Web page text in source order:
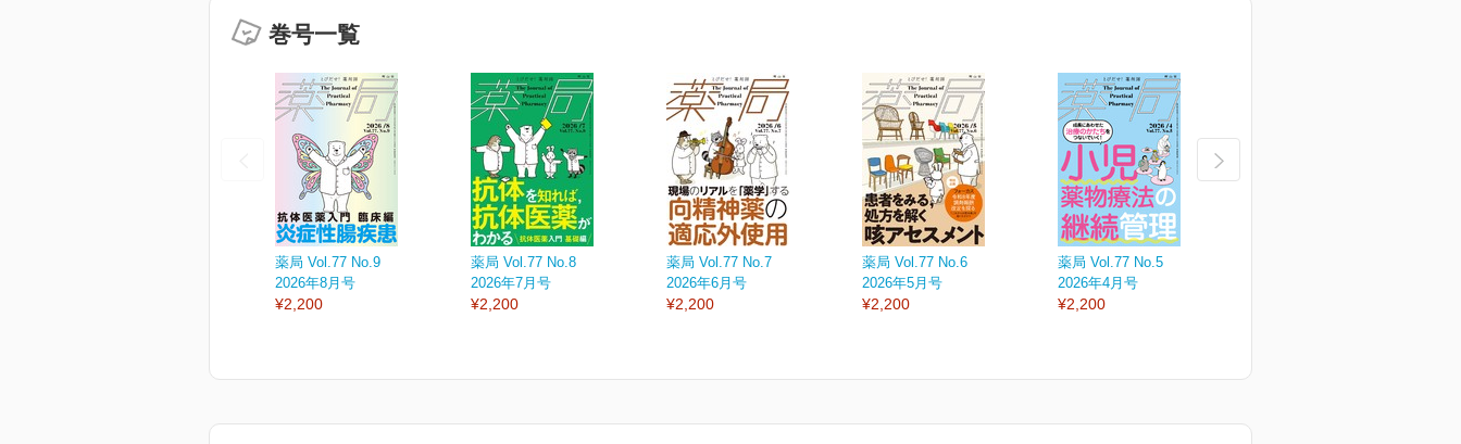
巻号一覧
薬局 Vol.77 No.9
2026年8月号
¥2,200
薬局 Vol.77 No.8
2026年7月号
¥2,200
薬局 Vol.77 No.7
2026年6月号
¥2,200
薬局 Vol.77 No.6
2026年5月号
¥2,200
薬局 Vol.77 No.5
2026年4月号
¥2,200